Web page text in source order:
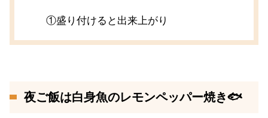
①盛り付けると出来上がり
夜ご飯は白身魚のレモンペッパー焼き🐟